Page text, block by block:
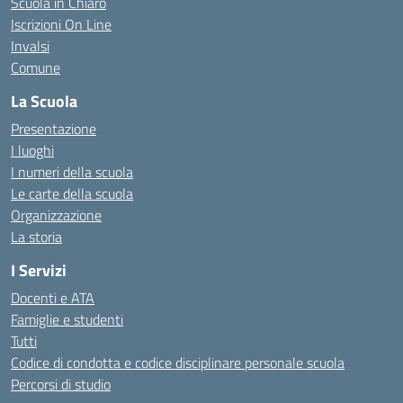
Iscrizioni On Line
Invalsi
Comune
La Scuola
Presentazione
I luoghi
I numeri della scuola
Le carte della scuola
Organizzazione
La storia
I Servizi
Docenti e ATA
Famiglie e studenti
Tutti
Codice di condotta e codice disciplinare personale scuola
Percorsi di studio